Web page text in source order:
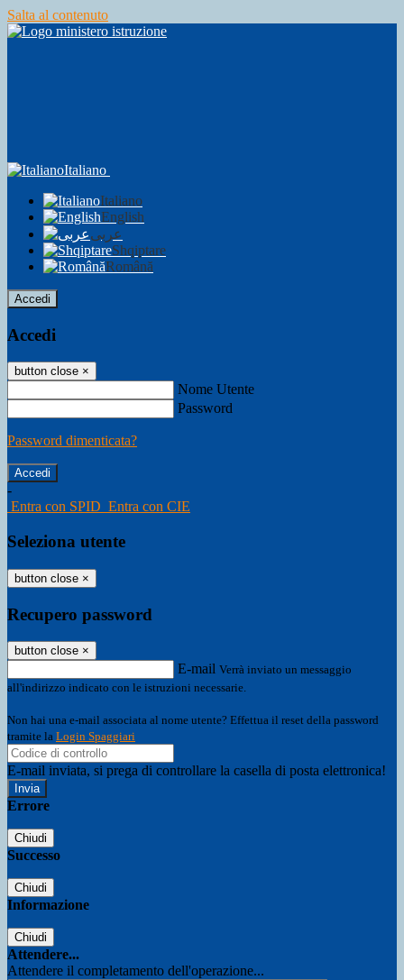
Salta al contenuto
Italiano
Italiano
English
عربى
Shqiptare
Română
Accedi
Accedi
button close ×
Nome Utente
Password
Password dimenticata?
-
Entra con SPID Entra con CIE
Seleziona utente
button close ×
Recupero password
button close ×
E-mail Verrà inviato un messaggio
all'indirizzo indicato con le istruzioni necessarie.
Non hai una e-mail associata al nome utente? Effettua il reset della password
tramite la Login Spaggiari
E-mail inviata, si prega di controllare la casella di posta elettronica!
Errore
Chiudi
Successo
Chiudi
Informazione
Chiudi
Attendere...
Attendere il completamento dell'operazione...